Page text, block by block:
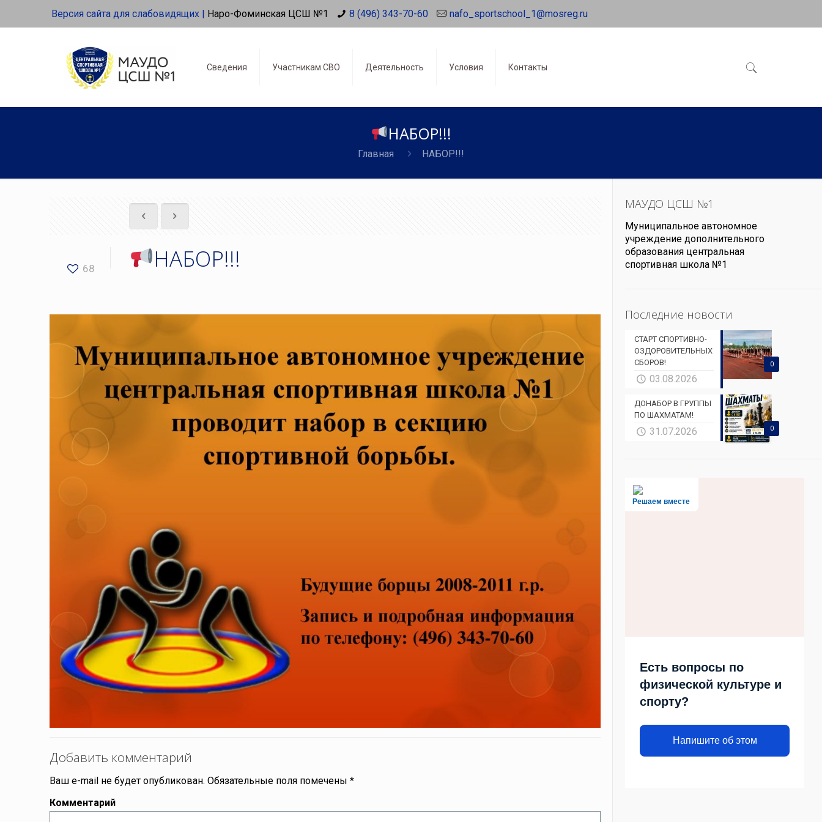
Версия сайта для слабовидящих | Наро-Фоминская ЦСШ №1 8 (496) 343-70-60 nafo_sportschool_1@mosreg.ru
Сведения Участникам СВО Деятельность Условия Контакты
НАБОР‍‍!!!
Главная НАБОР‍‍!!!
68 НАБОР‍‍!!!
Добавить комментарий
Ваш e-mail не будет опубликован. Обязательные поля помечены*
Комментарий
МАУДО ЦСШ №1
Муниципальное автономное
учреждение дополнительного
образования центральная
спортивная школа №1
Последние новости
0
СТАРТ СПОРТИВНО-
ОЗДОРОВИТЕЛЬНЫХ
СБОРОВ!
03.08.2026
0
ДОНАБОР В ГРУППЫ
ПО ШАХМАТАМ!
31.07.2026
Решаем вместе
Есть вопросы по
физической культуре и
спорту?
Напишите об этом